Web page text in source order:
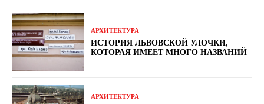
АРХИТЕКТУРА
ИСТОРИЯ ЛЬВОВСКОЙ УЛОЧКИ,
КОТОРАЯ ИМЕЕТ МНОГО НАЗВАНИЙ
АРХИТЕКТУРА